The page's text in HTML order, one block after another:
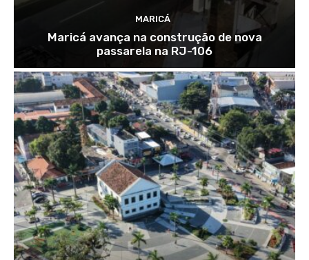
MARICÁ
Maricá avança na construção de nova
passarela na RJ-106